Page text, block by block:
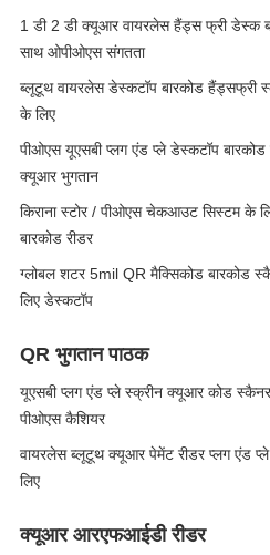
1 डी 2 डी क्यूआर वायरलेस हैंड्स फ्री डेस्क
साथ ओपीओएस संगतता
ब्लूटूथ वायरलेस डेस्कटॉप बारकोड
के लिए
पीओएस यूएसबी प्लग एंड प्ले डेस्कटॉप
क्यूआर भुगतान
किराना स्टोर / पीओएस चेकआउट सिस्टम के
बारकोड रीडर
ग्लोबल शटर 5mil QR मैक्सिकोड बारकोड
लिए डेस्कटॉप
QR भुगतान पाठक
यूएसबी प्लग एंड प्ले स्क्रीन क्यूआर कोड
पीओएस कैशियर
वायरलेस ब्लूटूथ क्यूआर पेमेंट रीडर प्लग एंड
लिए
क्यूआर आरएफआईडी रीडर